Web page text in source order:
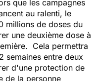
que les campagnes
au ralenti, le
millions de doses du
une deuxième dose à
Cela permettra
semaines entre deux
d'une protection de
de la personne